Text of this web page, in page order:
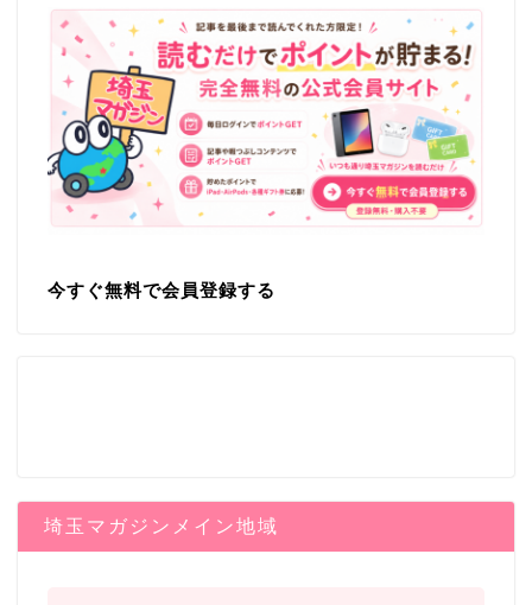
今すぐ無料で会員登録する
埼玉マガジンメイン地域